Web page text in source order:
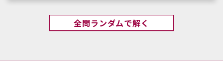
全問ランダムで解く